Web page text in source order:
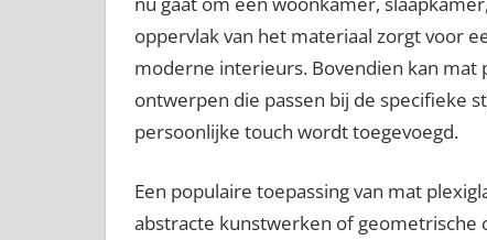
oppervlak van het materiaal zorgt voor
moderne interieurs. Bovendien kan
ontwerpen die passen bij de specifieke
persoonlijke touch wordt toegevoegd.
Een populaire toepassing van mat
abstracte kunstwerken of geometrische